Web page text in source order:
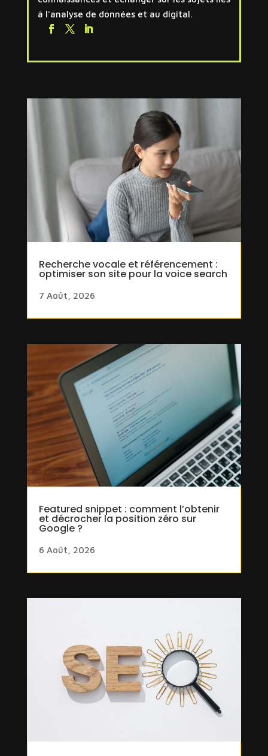
à l'analyse de données et au digital.
Recherche vocale et référencement :
optimiser son site pour la voice search
7 Août, 2026
Featured snippet : comment l’obtenir
et décrocher la position zéro sur
Google ?
6 Août, 2026